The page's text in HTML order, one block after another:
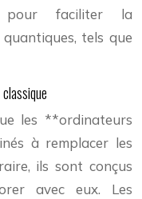
pour faciliter la
tels que
les **ordinateurs
à remplacer les
ils sont conçus
avec eux. Les